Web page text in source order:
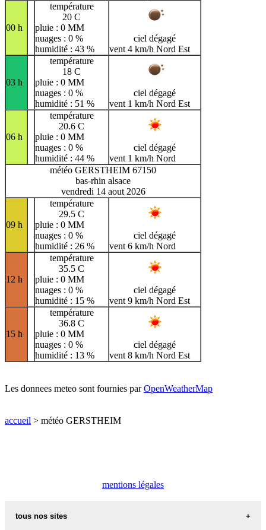
00 h
température
20 C
pluie : 0 MM
nuages : 0 %
humidité : 43 %
ciel dégagé
vent 4 km/h Nord Est
03 h
température
18 C
pluie : 0 MM
nuages : 0 %
humidité : 51 %
ciel dégagé
vent 1 km/h Nord Est
06 h
température
20.6 C
pluie : 0 MM
nuages : 0 %
humidité : 44 %
ciel dégagé
vent 1 km/h Nord
météo GERSTHEIM 67150
bas-rhin alsace
vendredi 14 aout 2026
09 h
température
29.5 C
pluie : 0 MM
nuages : 0 %
humidité : 26 %
ciel dégagé
vent 6 km/h Nord
12 h
température
35.5 C
pluie : 0 MM
nuages : 0 %
humidité : 15 %
ciel dégagé
vent 9 km/h Nord Est
15 h
température
36.8 C
pluie : 0 MM
nuages : 0 %
humidité : 13 %
ciel dégagé
vent 8 km/h Nord Est
Les donnees meteo sont fournies parOpenWeatherMap
accueil > météo GERSTHEIM
mentions légales
tous nos sites